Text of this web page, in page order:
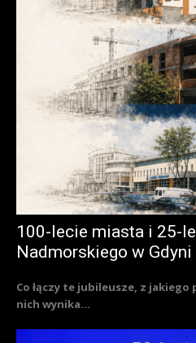
100-lecie miasta i 25-
Nadmorskiego w Gdyni
Co łączy te jubileusze, z
nich wynika...